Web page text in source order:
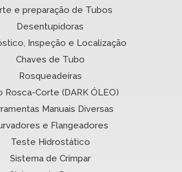
e preparação de Tubos
Desentupidoras
Inspeção e Localização
Chaves de Tubo
Rosqueadeiras
Rosca-Corte (DARK ÓLEO)
Manuais Diversas
e Flangeadores
Teste Hidrostático
Sistema de Crimpar